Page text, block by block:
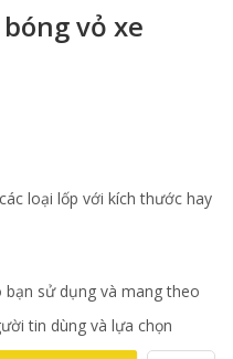
vỏ xe
loại lốp với kích thước hay
bạn sử dụng và mang theo
tin dùng và lựa chọn